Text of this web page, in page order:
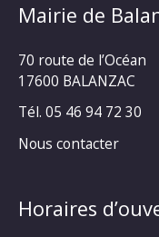
Mairie de
70 route de l’Océan
17600 BALANZAC
Tél. 05 46 94 72 30
Nous contacter
Horaires